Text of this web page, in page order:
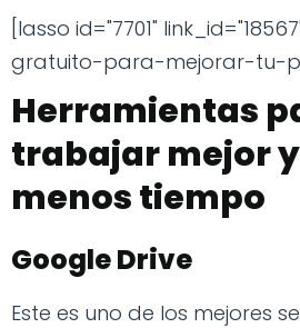
[lasso id="7701"
gratuito-para-mejorar-tu-
Herramientas
trabajar mejor
menos tiempo
Google Drive
Este es uno de los mejores